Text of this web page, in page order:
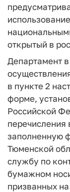
открытый в
Департамент в
в пункте 2
форме,
Российской
заполненную
Тюменской
службу по
бумажном
призванных